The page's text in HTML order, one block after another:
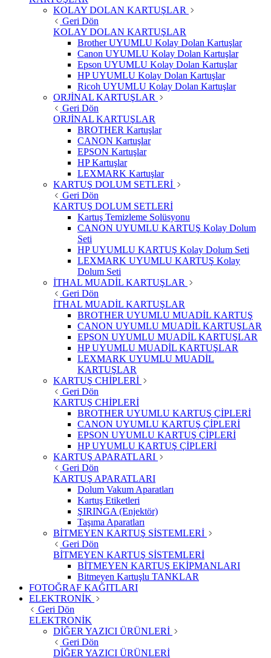
KOLAY DOLAN KARTUŞLAR
Geri Dön
KOLAY DOLAN KARTUŞLAR
Brother UYUMLU Kolay Dolan Kartuşlar
Canon UYUMLU Kolay Dolan Kartuşlar
Epson UYUMLU Kolay Dolan Kartuşlar
HP UYUMLU Kolay Dolan Kartuşlar
Ricoh UYUMLU Kolay Dolan Kartuşlar
ORJİNAL KARTUŞLAR
Geri Dön
ORJİNAL KARTUŞLAR
BROTHER Kartuşlar
CANON Kartuşlar
EPSON Kartuşlar
HP Kartuşlar
LEXMARK Kartuşlar
KARTUŞ DOLUM SETLERİ
Geri Dön
KARTUŞ DOLUM SETLERİ
Kartuş Temizleme Solüsyonu
CANON UYUMLU KARTUŞ Kolay Dolum
Seti
HP UYUMLU KARTUŞ Kolay Dolum Seti
LEXMARK UYUMLU KARTUŞ Kolay
Dolum Seti
İTHAL MUADİL KARTUŞLAR
Geri Dön
İTHAL MUADİL KARTUŞLAR
BROTHER UYUMLU MUADİL KARTUŞ
CANON UYUMLU MUADİL KARTUŞLAR
EPSON UYUMLU MUADİL KARTUŞLAR
HP UYUMLU MUADİL KARTUŞLAR
LEXMARK UYUMLU MUADİL
KARTUŞLAR
KARTUŞ CHİPLERİ
Geri Dön
KARTUŞ CHİPLERİ
BROTHER UYUMLU KARTUŞ ÇİPLERİ
CANON UYUMLU KARTUŞ ÇİPLERİ
EPSON UYUMLU KARTUŞ ÇİPLERİ
HP UYUMLU KARTUŞ ÇİPLERİ
KARTUŞ APARATLARI
Geri Dön
KARTUŞ APARATLARI
Dolum Vakum Aparatları
Kartuş Etiketleri
ŞIRINGA (Enjektör)
Taşıma Aparatları
BİTMEYEN KARTUŞ SİSTEMLERİ
Geri Dön
BİTMEYEN KARTUŞ SİSTEMLERİ
BİTMEYEN KARTUŞ EKİPMANLARI
Bitmeyen Kartuşlu TANKLAR
FOTOĞRAF KAĞITLARI
ELEKTRONİK
Geri Dön
ELEKTRONİK
DİĞER YAZICI ÜRÜNLERİ
Geri Dön
DİĞER YAZICI ÜRÜNLERİ